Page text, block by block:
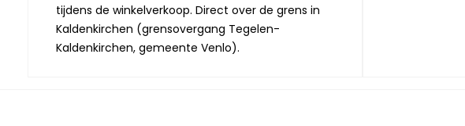
tijdens de winkelverkoop. Direct over de grens in
Kaldenkirchen (grensovergang Tegelen-
Kaldenkirchen, gemeente Venlo).